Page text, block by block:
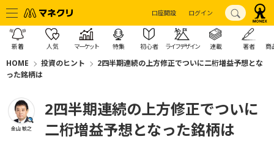
口座開設 ログイン
新着 人気 マーケット 特集 初心者 ライフデザイン 連載 著者 商
HOME 投資のヒント
2四半期連続の上方修正でついに二桁増益予想とな
った銘柄は
金山 敏之
2四半期連続の上方修正でついに
二桁増益予想となった銘柄は